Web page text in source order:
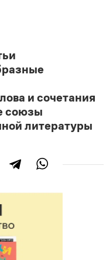
и сочетания
союзы
литературы